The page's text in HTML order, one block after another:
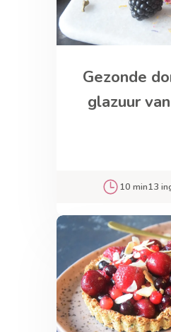
Gezonde
glazuur
10 min13